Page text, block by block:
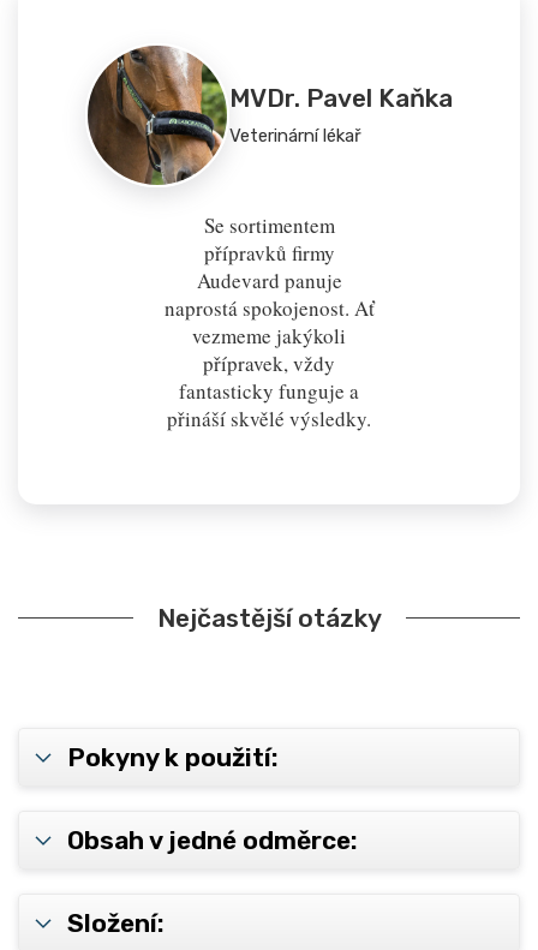
MVDr. Pavel Kaňka
Veterinární lékař
Se sortimentem
přípravků firmy
Audevard panuje
naprostá spokojenost. Ať
vezmeme jakýkoli
přípravek, vždy
fantasticky funguje a
přináší skvělé výsledky.
Nejčastější otázky
Pokyny k použití:
Obsah v jedné odměrce:
Složení: